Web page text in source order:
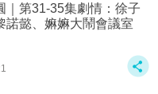
｜第31-35集劇情：徐子
諾懿、嫲嫲大鬧會議室